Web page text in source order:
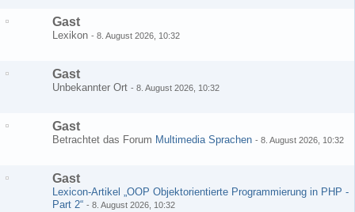
Gast
Lexikon - 8. August 2026, 10:32
Gast
Unbekannter Ort - 8. August 2026, 10:32
Gast
Betrachtet das Forum Multimedia Sprachen - 8. August 2026, 10:32
Gast
Lexicon-Artikel „OOP Objektorientierte Programmierung in PHP -
Part 2“ - 8. August 2026, 10:32